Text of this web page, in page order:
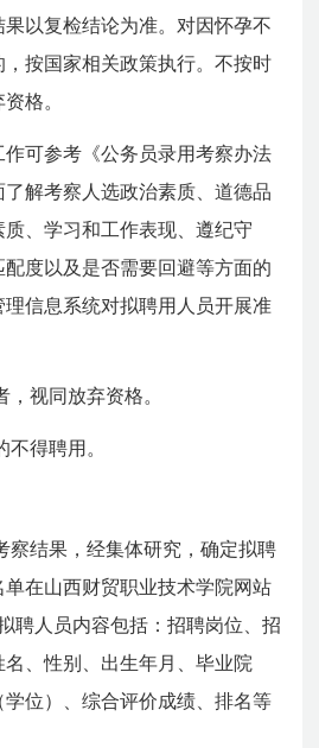
以复检结论为准。对因怀孕不
按国家相关政策执行。不按时
格。
作可参考《公务员录用考察办法
了解考察人选政治素质、道德品
、学习和工作表现、遵纪守
度以及是否需要回避等方面的
信息系统对拟聘用人员开展准
视同放弃资格。
得聘用。
察结果，经集体研究，确定拟聘
在山西财贸职业技术学院网站
聘人员内容包括：招聘岗位、招
、性别、出生年月、毕业院
位）、综合评价成绩、排名等